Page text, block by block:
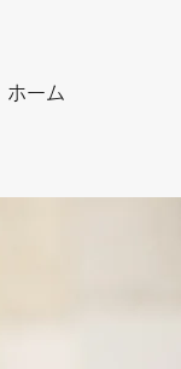
ホーム